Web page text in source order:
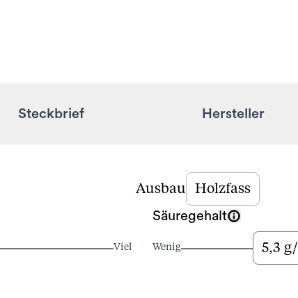
Steckbrief Hersteller
Ausbau Holzfass
Viel
Säuregehalt
Wenig 5,3